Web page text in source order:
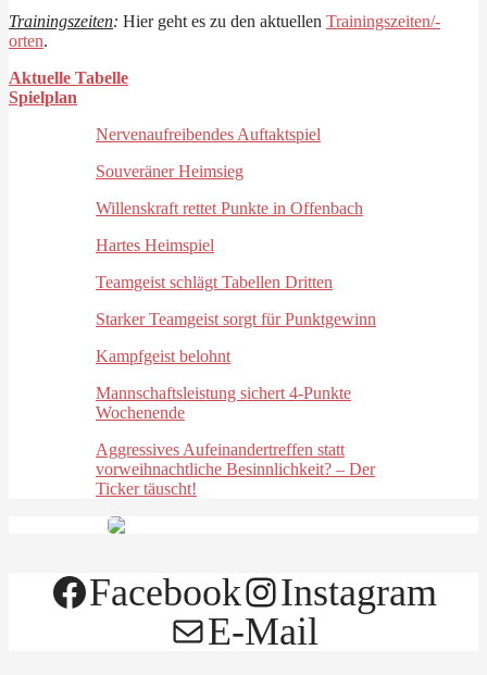
Trainingszeiten: Hier geht es zu den aktuellen Trainingszeiten/-
orten.
Aktuelle Tabelle
Spielplan
Nervenaufreibendes Auftaktspiel
Souveräner Heimsieg
Willenskraft rettet Punkte in Offenbach
Hartes Heimspiel
Teamgeist schlägt Tabellen Dritten
Starker Teamgeist sorgt für Punktgewinn
Kampfgeist belohnt
Mannschaftsleistung sichert 4-Punkte
Wochenende
Aggressives Aufeinandertreffen statt
vorweihnachtliche Besinnlichkeit? – Der
Ticker täuscht!
Facebook
Instagram
E-Mail